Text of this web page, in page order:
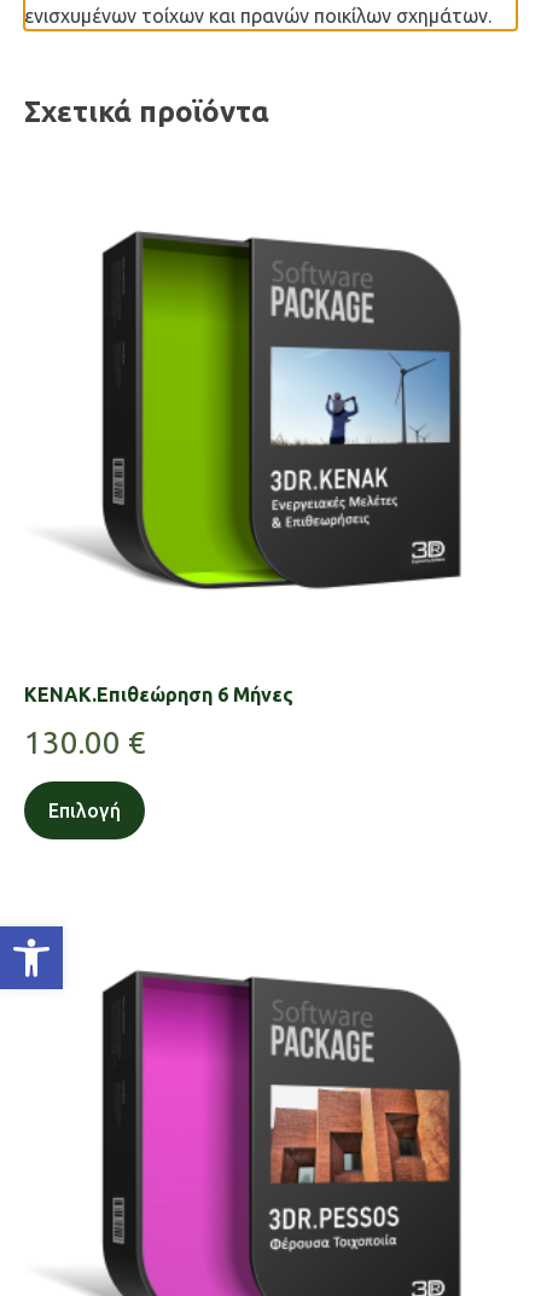
Ανοίξτε τη γραμμή εργαλείων
ενισχυμένων τοίχων και πρανών ποικίλων σχημάτων.
Σχετικά προϊόντα
KENAK.Επιθεώρηση 6 Μήνες
130.00 €
Επιλογή